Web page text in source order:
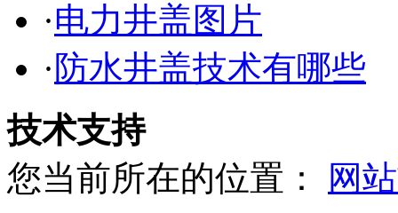
·电力井盖图片
· 防水井盖技术有哪些
技术支持
您当前所在的位置：
网